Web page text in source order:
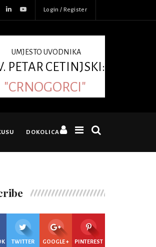
Login / Register
UMJESTO UVODNIKA
PETAR CETINJSKI:
"CRNOGORCI"
DOKOLICA
TWITTER GOOGLE + PINTEREST